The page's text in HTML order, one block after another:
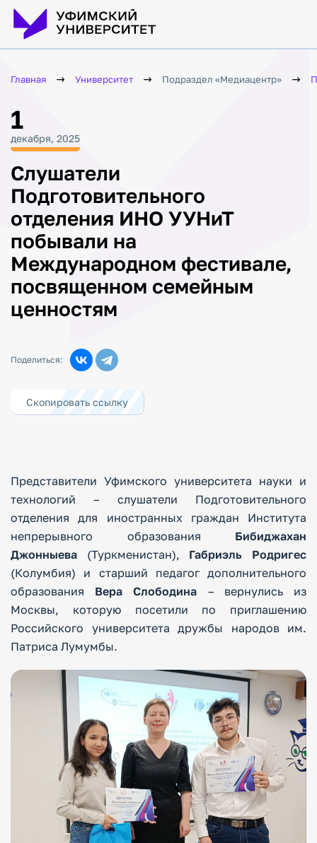
Главная Университет Подраздел «Медиацентр»
1
декабря, 2025
Слушатели
Подготовительного
отделения ИНО УУНиТ
побывали на
Международном фестивале,
посвященном семейным
ценностям
Поделиться:
Скопировать ссылку
Представители Уфимского университета науки и
технологий – слушатели Подготовительного
отделения для иностранных граждан Института
непрерывного образования Бибиджахан
Джонныева (Туркменистан), Габриэль Родригес
(Колумбия) и старший педагог дополнительного
образования Вера Слободина – вернулись из
Москвы, которую посетили по приглашению
Российского университета дружбы народов им.
Патриса Лумумбы.